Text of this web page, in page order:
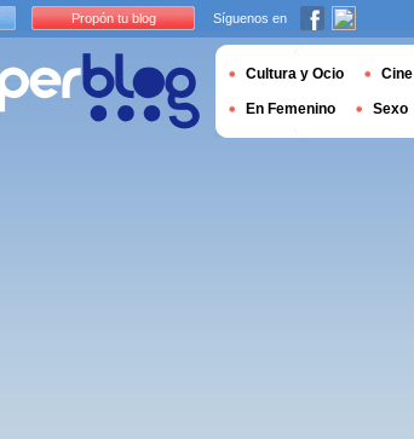
Propón tu blog Síguenos en
Cultura y Ocio Cine
En Femenino Sexo